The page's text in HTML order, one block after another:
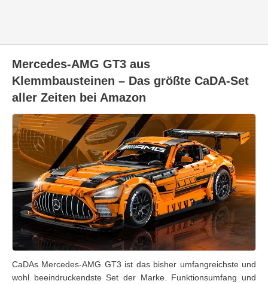
Mercedes-AMG GT3 aus
Klemmbausteinen – Das größte CaDA-Set
aller Zeiten bei Amazon
CaDAs Mercedes-AMG GT3 ist das bisher umfangreichste und
wohl beeindruckendste Set der Marke. Funktionsumfang und